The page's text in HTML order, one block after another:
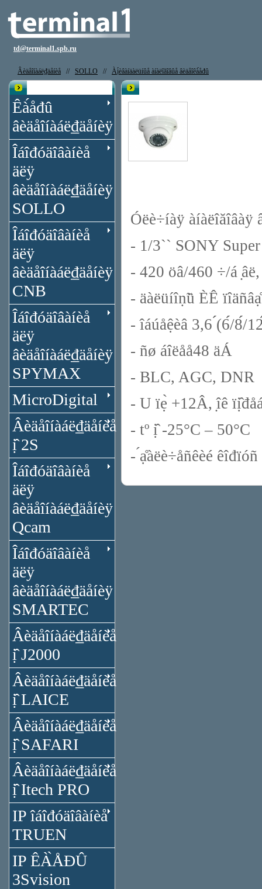
td@terminal1.spb.ru
Âèäåîíàáë₫äåíèå // SOLLO // Àị́èâàíäàëüíûå àíàëîăîâûå âèäåîêà́åđû
Êà́åđû
âèäåîíàáë₫äåíèÿ
Îáîđóäîâàíèå
äëÿ
âèäåîíàáë₫äåíèÿ
SOLLO
Îáîđóäîâàíèå
äëÿ
âèäåîíàáë₫äåíèÿ
CNB
Îáîđóäîâàíèå
äëÿ
âèäåîíàáë₫äåíèÿ
SPYMAX
MicroDigital
Âèäåîíàáë₫äåíèå
ị̂ 2S
Îáîđóäîâàíèå
äëÿ
âèäåîíàáë₫äåíèÿ
Qcam
Îáîđóäîâàíèå
äëÿ
âèäåîíàáë₫äåíèÿ
SMARTEC
Âèäåîíàáë₫äåíèå
ị̂ J2000
Âèäåîíàáë₫äåíèå
ị̂ LAICE
Âèäåîíàáë₫äåíèå
ị̂ SAFARI
Âèäåîíàáë₫äåíèå
ị̂ Itech PRO
IP îáîđóäîâàíèå
TRUEN
IP ÊÀ̀ÅĐÛ
3Svision
Óëè÷íàÿ àíàëîăîâàÿ
- 1/3`` SONY
- 420 öâ/460 ÷/á
- äàëüíîṇ̃ü ÈÊ
- îáúåệèâ 3,6 ́́(6́́/8́́/
- ñø áîëåå48 äÁ
- BLC, AGC, DNR
- U ïẹ̀ +12Â, ̣îê
- tº ị̂ -25°C – 50°C
- ́ạ̊àëè÷åñêèé